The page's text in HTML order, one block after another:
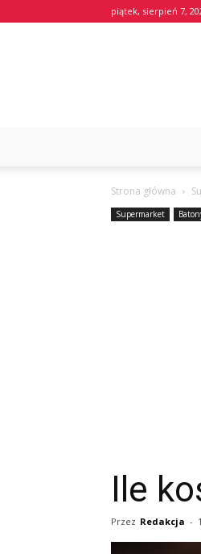
piątek, sierpień 7,
Strona główna
Supermarket
Ile
Przez Redakcja -